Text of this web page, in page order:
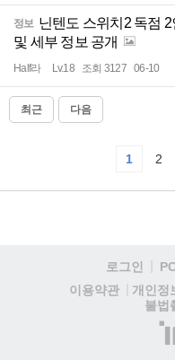
정보 닌텐도 스위치2 독점
및 세부 정보 공개
Half라 Lv.18 조회 3127 06-10
최근 다음
1 2
로그인
이용약관
개인정
불법